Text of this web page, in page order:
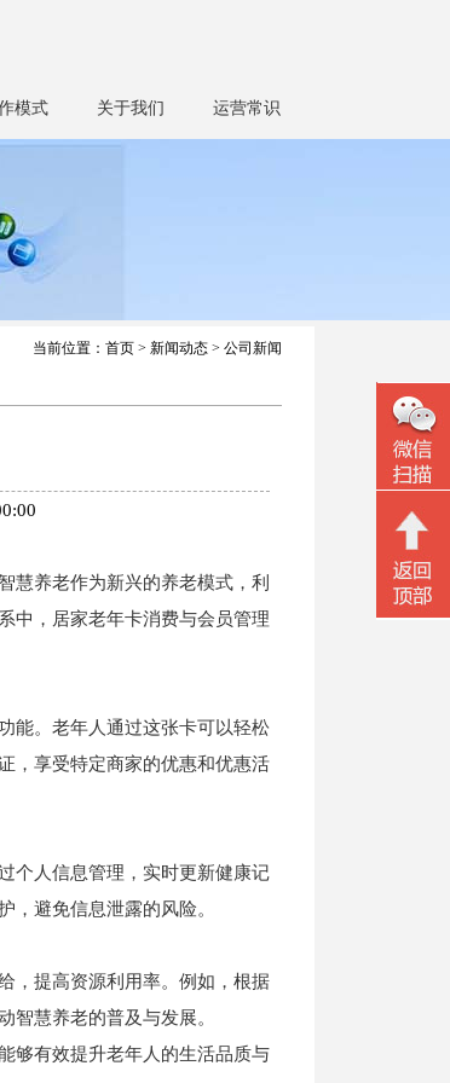
模式 关于我们 运营常识
当前位置： 首页 > 新闻动态 > 公司新闻
慧养老作为新兴的养老模式，利
中，居家老年卡消费与会员管理
能。老年人通过这张卡可以轻松
，享受特定商家的优惠和优惠活
个人信息管理，实时更新健康记
，避免信息泄露的风险。
，提高资源利用率。例如，根据
智慧养老的普及与发展。
够有效提升老年人的生活品质与